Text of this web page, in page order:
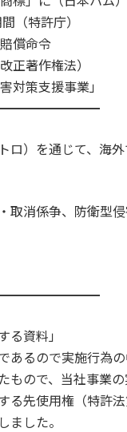
（特許庁）
償命令
正著作権法）
策支援事業」
ロ）を通じて、海
消係争、防衛型
る資料」
あるので実施行
もので、当社事業
る先使用権（特許
ました。